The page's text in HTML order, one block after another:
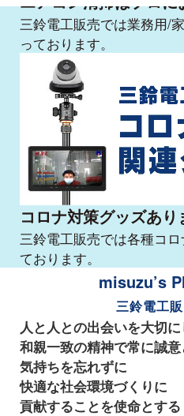
三鈴電工販売では業務用/
っております。
コロナ対策グッズあり
三鈴電工販売では各種コ
ております。
misuzu’s
三鈴電工
人と人との出会いを大切に
和親一致の精神で常に誠
気持ちを忘れずに
快適な社会環境づくりに
貢献することを使命とする